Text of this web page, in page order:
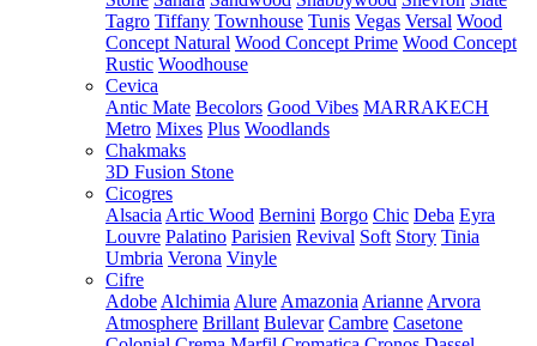
Tagro Tiffany Townhouse Tunis Vegas Versal Wood
Concept Natural Wood Concept Prime Wood Concept
Rustic Woodhouse
Cevica
Antic Mate Becolors Good Vibes MARRAKECH
Metro Mixes Plus Woodlands
Chakmaks
3D Fusion Stone
Cicogres
Alsacia Artic Wood Bernini Borgo Chic Deba Eyra
Louvre Palatino Parisien Revival Soft Story Tinia
Umbria Verona Vinyle
Cifre
Adobe Alchimia Alure Amazonia Arianne Arvora
Atmosphere Brillant Bulevar Cambre Casetone